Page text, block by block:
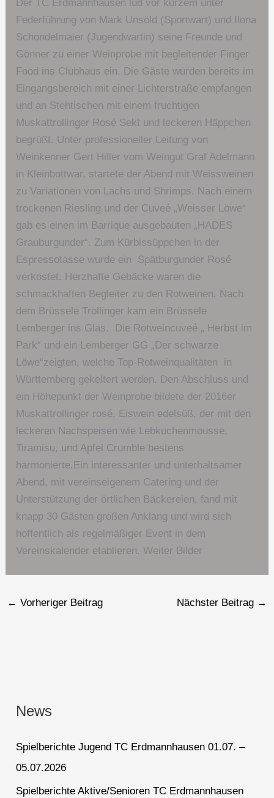
Der TC Erdmannhausen lud vor kurzem unter
Federführung von Mark Unsöld (Sportwart) und Ilona
Schondelmaier (Jugendwartin) seine Freunde und
Gönner zu einer Weinprobe mit begleitender Finger
Food ins Clubhaus ein. Die Gäste wurden bereits im
Eingangsbereich mit einer Lichterstraße empfangen
und an Stehtischen mit einem fruchtigen
Muskattrollinger Rosé Sekt und leckeren Häppchen
begrüßt. Unter professioneller Leitung von
Weinkenner Gert Hiller vom Weingut Graf Adelmann
in Kleinbottwar, startete der Abend mit Weissweinen
zu Variationen von Lachs und Shrimps. Nach einem
trockenen Riesling und der Cuveé „Weisser Löwe“
gab es einen im Barrique ausgebauten „HADES
Grauburgunder“. Zum Kürbissüppchen in der
Espressotasse wurde ein Spätburgunder Rosé
verkostet. Herzhafte Gebäcke waren die
schmackhaften Begleiter zu den Rotweinen. Nach
dem Brüssele Trollinger kam ein Brüssele
Lemberger ins Glas. Die Rotweincuveé „ Herbst im
Park“ und ein Lemberger GG „Der schwarze
Löwe“zeigten, welche Top-Rotweinqualitäten in
Württemberg gekeltert werden. Den Abschluss und
ein Höhepunkt der Weinprobe bildete der 2016er
Muskattrollinger rosé, Eiswein edelsüß, der mit den
leckeren Nachspeisen wie Lebkuchenmousse,
Tiramisu, und Apfel Crumble bestens
harmonierte.Ein interessanter und unterhaltsamer
Abend, mit vereinseigenem Catering und der
Unterstützung der örtlichen Bäckereien, fand mit
knapp 30 Gästen großen Anklang und wird sich
hoffentlich als regelmäßiger Event in dem
Vereinskalender etablieren. Weiter Bilder
← Vorheriger Beitrag Nächster Beitrag →
News
Spielberichte Jugend TC Erdmannhausen 01.07. –
05.07.2026
Spielberichte Aktive/Senioren TC Erdmannhausen